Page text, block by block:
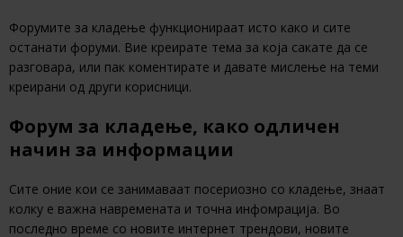
Форумите за кладење функционираат исто како и сите
останати форуми. Вие креирате тема за која сакате да се
разговара, или пак коментирате и давате мислење на теми
креирани од други корисници.
Форум за кладење, како одличен
начин за информации
Сите оние кои се занимаваат посериозно со кладење, знаат
колку е важна навремената и точна инфомрација. Во
последно време со новите интернет трендови, новите